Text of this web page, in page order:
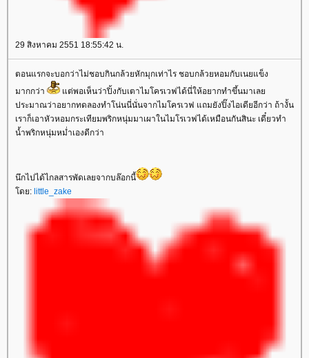
29 สิงหาคม 2551 18:55:42 น.
ตอนแรกจะบอกว่าไม่ชอบกินกล้วยหักมุกเท่าไร ชอบกล้วยหอมกับเนยแข็ง
มากกว่า
ต่พอเห็นว่าปิ้งกับเตาไมโครเวฟได้นี่ให้อยากทำขึ้นมาเล
ประมาณว่าอยากทดลองทำโน่นนี่นั่นจากไมโครเวฟ แถมยังปิ๊งไอเดียอีกว่า ถ้างั้น
เราก็เอาหัวหอมกระเทียมพริกหนุ่มมาเผาในไมโรเวฟได้เหมือนกันสินะ เดี๋ยวทำ
น้ำพริกหนุ่มหม่ำเองดีกว่า
นึกไปได้ไกลสารพัดเลยจากบล๊อกนี้
ดย: little_zake